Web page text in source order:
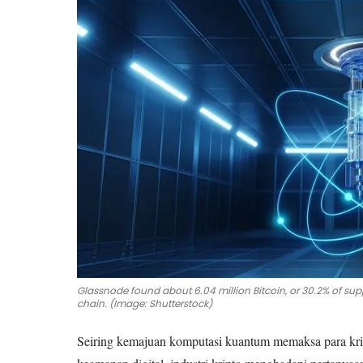
Glassnode found about 6.04 million Bitcoin, or 30.2% of
chain. (Image: Shutterstock)
Seiring kemajuan komputasi kuantum memaksa para